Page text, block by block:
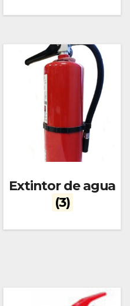
Extintor de agua
(3)